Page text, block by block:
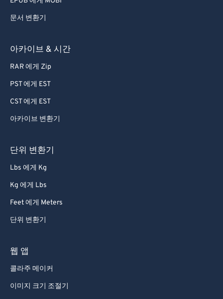
문서 변환기
아카이브 & 시간
RAR 에게 Zip
PST 에게 EST
CST 에게 EST
아카이브 변환기
단위 변환기
Lbs 에게 Kg
Kg 에게 Lbs
Feet 에게 Meters
단위 변환기
웹 앱
콜라주 메이커
이미지 크기 조절기